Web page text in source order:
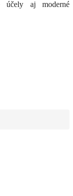
účely aj moderné